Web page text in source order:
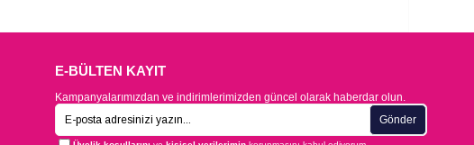
E-BÜLTEN KAYIT
Kampanyalarımızdan ve indirimlerimizden güncel olarak haberdar olun.
Gönder